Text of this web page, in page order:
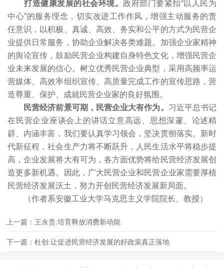
打造健康发展的社会环境。政府部门要紧扣“以人民为
中心”的服务理念，切实改进工作作风，增强主动服务的责
任意识，以积极、真诚、高效、务实和公平的方式为民营企
业提供日常服务，协助企业解决各类难题。加强企业家精神
的舆论宣传，鼓励民营企业构建自身特色文化，增强民营企
业未来发展的信心。树立优秀民营企业典型，采用高频率运
营媒体、高效率组织宣传、高质量完成工作的宣传思路，营
造尊重、保护、成就民营企业家的良好氛围。
民营经济前景可期，民营企业大有作为。 习近平总书记
在民营企业座谈会上的讲话立意高远、思想深邃、论述精
辟、内涵丰富，我们要认真学习领会，坚决贯彻落实。新时
代新征程，社会生产力将不断跃升，人民生活水平将稳步提
高，企业发展将大有可为，各方面优势将给民营经济发展创
造更多新机遇。因此，广大民营企业和民营企业家需要厚植
民营经济发展沃土，努力开创民营经济发展新局面。
（作者系安徽工业大学马克思主义学院院长、教授）
上一篇：王永贵:培育释放消费新动能
下一篇：杜创:让促进民营经济发展的好政策真正落地